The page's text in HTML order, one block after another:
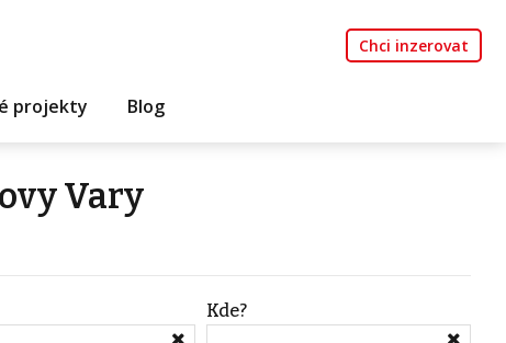
Chci inzerovat
projekty Blog
Vary
Kde?